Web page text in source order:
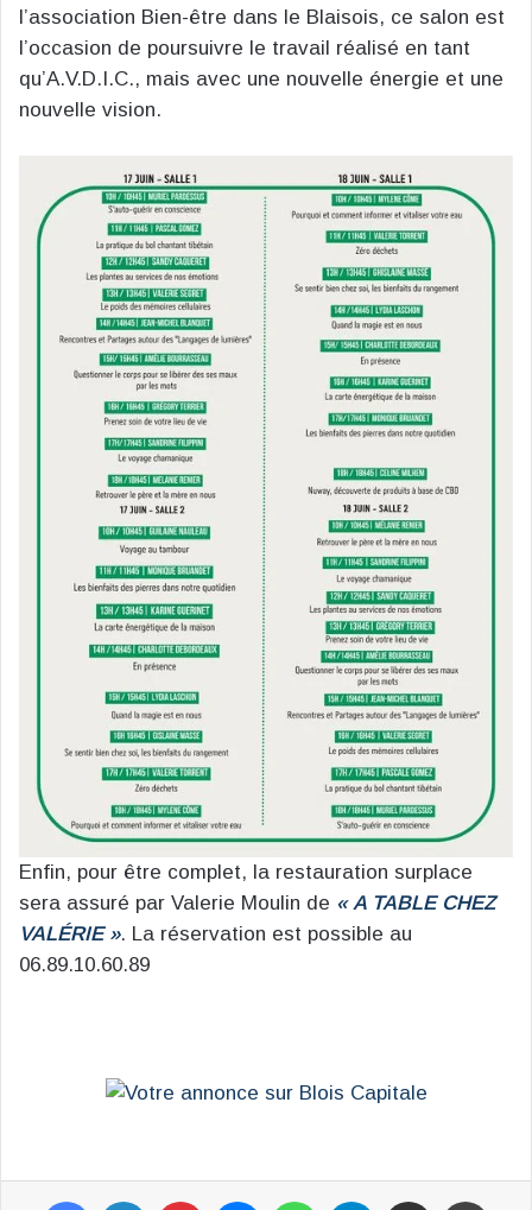
l’association Bien-être dans le Blaisois, ce salon est
l’occasion de poursuivre le travail réalisé en tant
qu’A.V.D.I.C., mais avec une nouvelle énergie et une
nouvelle vision.
Enfin, pour être complet, la restauration surplace
sera assuré par Valerie Moulin de « A TABLE CHEZ
VALÉRIE ». La réservation est possible au
06.89.10.60.89
FacebookLinkedin PinterestMessengerWhatsAppTelegramPartager par email